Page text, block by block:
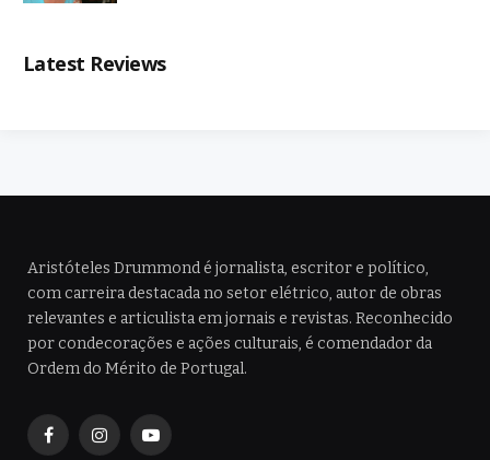
Latest Reviews
Aristóteles Drummond é jornalista, escritor e político,
com carreira destacada no setor elétrico, autor de obras
relevantes e articulista em jornais e revistas. Reconhecido
por condecorações e ações culturais, é comendador da
Ordem do Mérito de Portugal.
FacebookInstagramYouTube